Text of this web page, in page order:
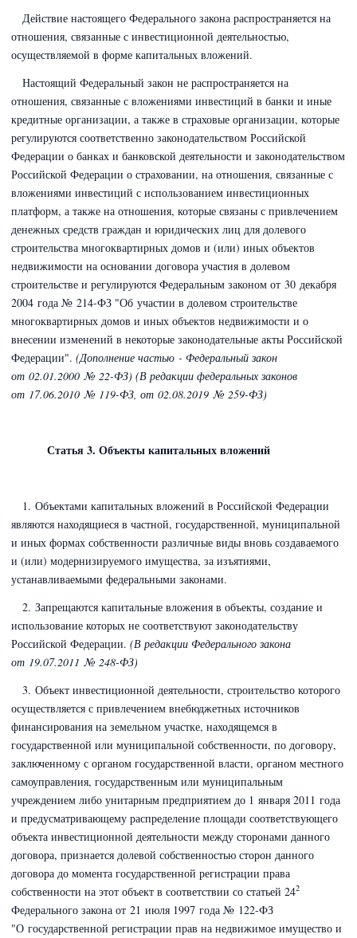
Действие настоящего Федерального закона распространяется на
отношения, связанные с инвестиционной деятельностью,
осуществляемой в форме капитальных вложений.
Настоящий Федеральный закон не распространяется на
отношения, связанные с вложениями инвестиций в банки и иные
кредитные организации, а также в страховые организации, которые
регулируются соответственно законодательством Российской
Федерации о банках и банковской деятельности и законодательством
Российской Федерации о страховании, на отношения, связанные с
вложениями инвестиций с использованием инвестиционных
платформ, а также на отношения, которые связаны с привлечением
денежных средств граждан и юридических лиц для долевого
строительства многоквартирных домов и (или) иных объектов
недвижимости на основании договора участия в долевом
строительстве и регулируются Федеральным законом от 30 декабря
2004 года № 214-ФЗ "Об участии в долевом строительстве
многоквартирных домов и иных объектов недвижимости и о
внесении изменений в некоторые законодательные акты Российской
Федерации". (Дополнение частью - Федеральный закон
от 02.01.2000 № 22-ФЗ) (В редакции федеральных законов
от 17.06.2010 № 119-ФЗ, от 02.08.2019 № 259-ФЗ)
Статья 3. Объекты капитальных вложений
1. Объектами капитальных вложений в Российской Федерации
являются находящиеся в частной, государственной, муниципальной
и иных формах собственности различные виды вновь создаваемого
и (или) модернизируемого имущества, за изъятиями,
устанавливаемыми федеральными законами.
2. Запрещаются капитальные вложения в объекты, создание и
использование которых не соответствуют законодательству
Российской Федерации. (В редакции Федерального закона
от 19.07.2011 № 248-ФЗ)
3. Объект инвестиционной деятельности, строительство которого
осуществляется с привлечением внебюджетных источников
финансирования на земельном участке, находящемся в
государственной или муниципальной собственности, по договору,
заключенному с органом государственной власти, органом местного
самоуправления, государственным или муниципальным
учреждением либо унитарным предприятием до 1 января 2011 года
и предусматривающему распределение площади соответствующего
объекта инвестиционной деятельности между сторонами данного
договора, признается долевой собственностью сторон данного
договора до момента государственной регистрации права
собственности на этот объект в соответствии со статьей 242
Федерального закона от 21 июля 1997 года № 122-ФЗ
"О государственной регистрации прав на недвижимое имущество и